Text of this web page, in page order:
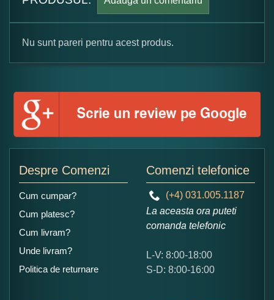
Formular pareri client
Numele dumneavoastra:
Ce nota acordati acestui produs?
5
Nu sunt pareri pentru acest produs.
Despre Comenzi
Cum cumpar?
Cum platesc?
Cum livram?
Unde livram?
Politica de returnare
Comenzi telefonice
(+4) 031.005.1187
La aceasta ora puteti
comanda telefonic
L-V: 8:00-18:00
S-D: 8:00-16:00